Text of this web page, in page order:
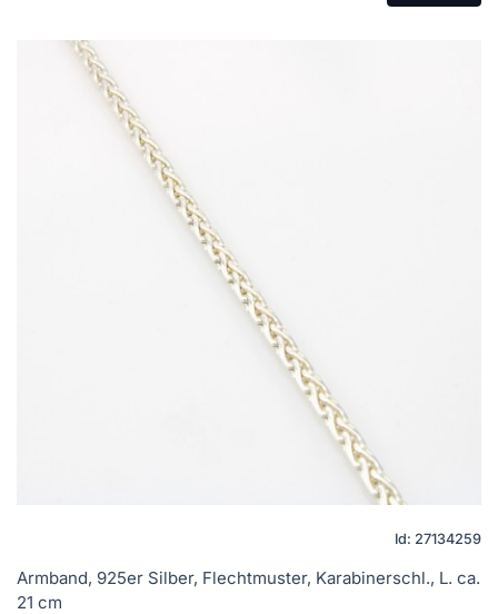
Id: 27134259
Armband, 925er Silber, Flechtmuster, Karabinerschl., L. ca.
21 cm